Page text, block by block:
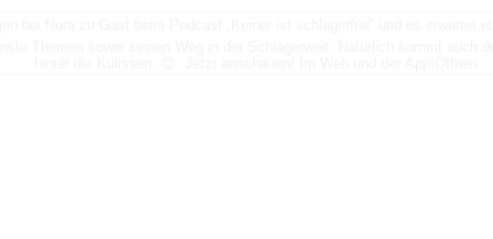
bei Nora zu Gast beim Podcast „Keiner ist schlagerfrei“ und es
Themen sowie seinen Weg in der Schlagerwelt. Natürlich kommt